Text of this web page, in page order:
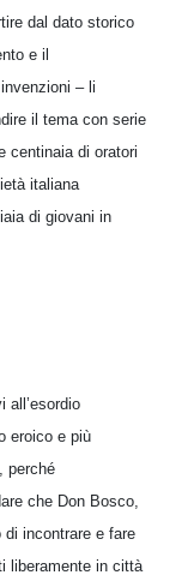
dal dato storico
e il
– li
il tema con serie
centinaia di oratori
italiana
di giovani in
all’esordio
eroico e più
perché
che Don Bosco,
incontrare e fare
liberamente in città